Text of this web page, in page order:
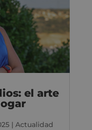
el arte
| Actualidad